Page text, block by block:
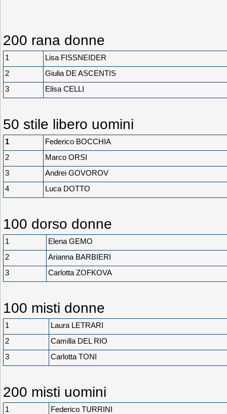
200 rana donne
1
Lisa FISSNEIDER
2
Giulia DE ASCENTIS
3
Elisa CELLI
50 stile libero uomini
1
Federico BOCCHIA
2
Marco ORSI
3
Andrei GOVOROV
4
Luca DOTTO
100 dorso donne
1
Elena GEMO
2
Arianna BARBIERI
3
Carlotta ZOFKOVA
100 misti donne
1
Laura LETRARI
2
Camilla DEL RIO
3
Carlotta TONI
200 misti uomini
1
Federico TURRINI